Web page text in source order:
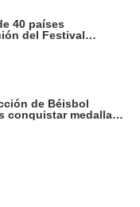
40 países
del Festival
de Béisbol
conquistar medalla